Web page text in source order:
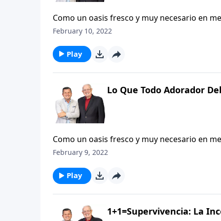
Como un oasis fresco y muy necesario en
renuevan nuestro espíritu y restauran
la imponente presencia del Señor. . . para
responder ante tanto asombro? ¿Qué es
February 10, 2022
Play
Lo Que Todo Adorador
Como un oasis fresco y muy necesario en
renuevan nuestro espíritu y restauran
la imponente presencia del Señor. . . para
responder ante tanto asombro? ¿Qué es
February 9, 2022
Play
1+1=Supervivencia: La